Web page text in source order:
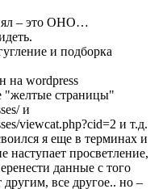
– это ОНО…
и подборка
на wordpress
"желтые страницы"
и
viewcat.php?cid=2 и т.д.
я еще в терминах и
наступает просветление,
данные с того